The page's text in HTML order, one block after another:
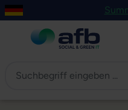
Hauptinhalt springen
Zur Navigation der B2B-